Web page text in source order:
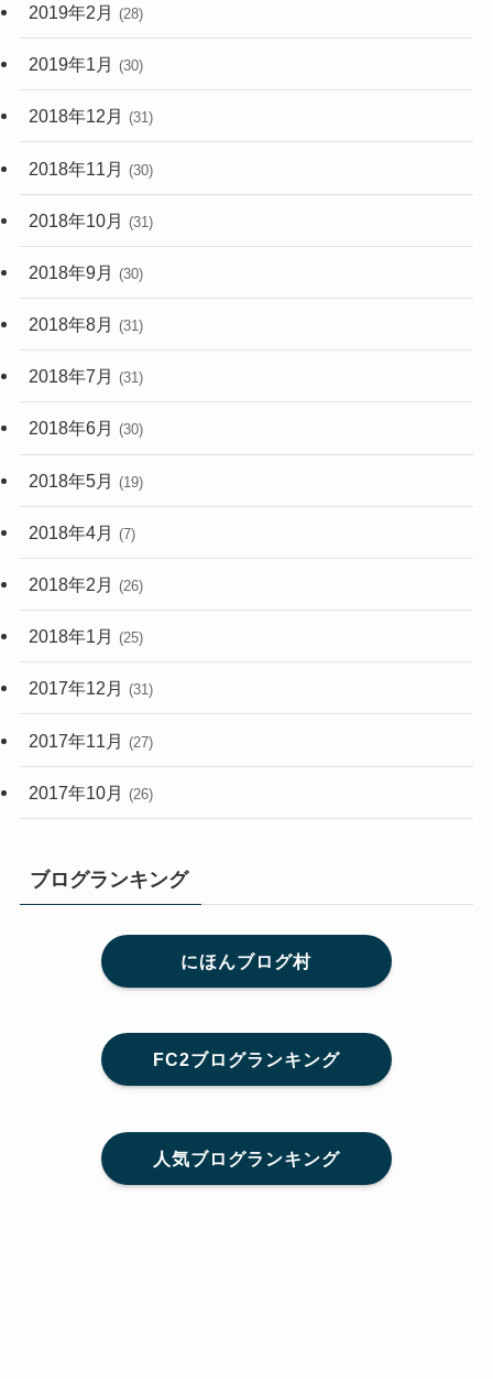
2019年2月 (28)
2019年1月 (30)
2018年12月 (31)
2018年11月 (30)
2018年10月 (31)
2018年9月 (30)
2018年8月 (31)
2018年7月 (31)
2018年6月 (30)
2018年5月 (19)
2018年4月 (7)
2018年2月 (26)
2018年1月 (25)
2017年12月 (31)
2017年11月 (27)
2017年10月 (26)
ブログランキング
にほんブログ村
FC2ブログランキング
人気ブログランキング